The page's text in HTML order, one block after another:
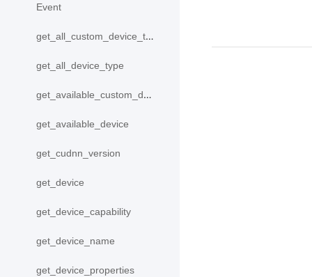
Event
get_all_custom_device_type
get_all_device_type
get_available_custom_device
get_available_device
get_cudnn_version
get_device
get_device_capability
get_device_name
get_device_properties